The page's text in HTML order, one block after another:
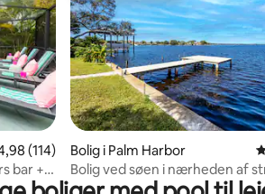
ud af 5 i gennemsnitlig bedømmelse,
(114)
bar +
Bolig i Palm Harbor
Bolig ved søen i nærheden af
med udsigt over vandet,